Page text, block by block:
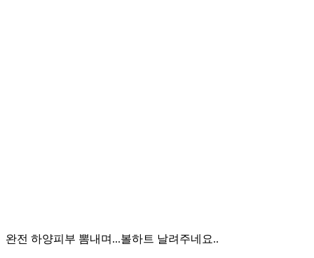
완전 하양피부 뽐내며...볼하트 날려주네요..